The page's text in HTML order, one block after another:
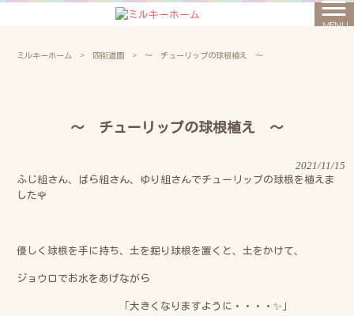
MENU
ミルキーホーム > 四街道園 > ～ チューリップの球根植え ～
～ チューリップの球根植え ～
2021/11/15
ふじ組さん、ばら組さん、ゆり組さんでチューリップの球根を植えま
した🌹
優しく球根を手に持ち、土を掘り球根を置くと、土をかけて、
ジョウロでお水をあげながら
「大きくなりますように・・・・✨」